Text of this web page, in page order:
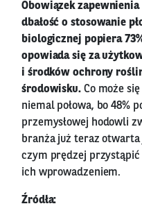
Obowiązek
dbałość o stosowanie
biologicznej popiera
opowiada się za
i środków ochrony
środowisku. Co może
niemal połowa, bo 48%
przemysłowej hodowli
branża już teraz otwarta
czym prędzej przystąpić
ich wprowadzeniem.
Źródła: